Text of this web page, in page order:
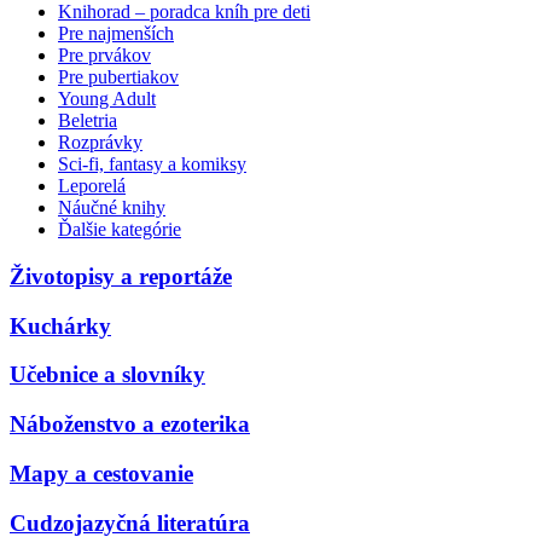
Knihorad – poradca kníh pre deti
Pre najmenších
Pre prvákov
Pre pubertiakov
Young Adult
Beletria
Rozprávky
Sci-fi, fantasy a komiksy
Leporelá
Náučné knihy
Ďalšie kategórie
Životopisy a reportáže
Kuchárky
Učebnice a slovníky
Náboženstvo a ezoterika
Mapy a cestovanie
Cudzojazyčná literatúra